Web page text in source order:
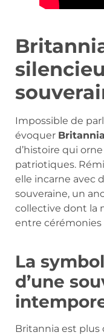
Impossible de
évoquer Britannia
d’histoire qui
patriotiques.
elle incarne avec
souveraine, un
collective dont la
entre
La
d’une
Britannia est plus